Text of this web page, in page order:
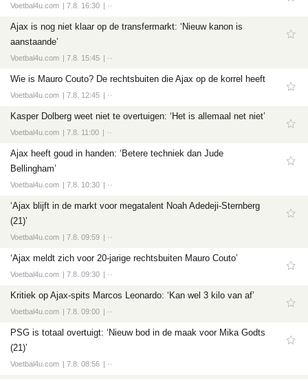
Voetbal4u.com 7.8. 16:30 ··
Ajax is nog niet klaar op de transfermarkt: ‘Nieuw kanon is
aanstaande’
Voetbal4u.com 7.8. 15:45 ··
Wie is Mauro Couto? De rechtsbuiten die Ajax op de korrel heeft
Voetbal4u.com 7.8. 12:45 ··
Kasper Dolberg weet niet te overtuigen: ‘Het is allemaal net niet’
Voetbal4u.com 7.8. 11:00 ··
Ajax heeft goud in handen: ‘Betere techniek dan Jude
Bellingham’
Voetbal4u.com 7.8. 10:30 ··
‘Ajax blijft in de markt voor megatalent Noah Adedeji-Sternberg
(21)’
Voetbal4u.com 7.8. 09:59 ··
‘Ajax meldt zich voor 20-jarige rechtsbuiten Mauro Couto’
Voetbal4u.com 7.8. 09:30 ··
Kritiek op Ajax-spits Marcos Leonardo: ‘Kan wel 3 kilo van af’
Voetbal4u.com 7.8. 09:00 ··
PSG is totaal overtuigt: ‘Nieuw bod in de maak voor Mika Godts
(21)’
Voetbal4u.com 7.8. 08:56 ··